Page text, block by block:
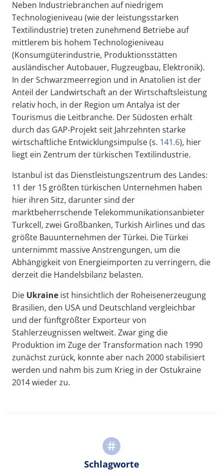
Neben Industriebranchen auf niedrigem
Technologieniveau (wie der leistungsstarken
Textilindustrie) treten zunehmend Betriebe auf
mittlerem bis hohem Technologieniveau
(Konsumgüterindustrie, Produktionsstätten
ausländischer Autobauer, Flugzeugbau, Elektronik).
In der Schwarzmeerregion und in Anatolien ist der
Anteil der Landwirtschaft an der Wirtschaftsleistung
relativ hoch, in der Region um Antalya ist der
Tourismus die Leitbranche. Der Südosten erhält
durch das GAP-Projekt seit Jahrzehnten starke
wirtschaftliche Entwicklungsimpulse (s. 141.6), hier
liegt ein Zentrum der türkischen Textilindustrie.
Istanbul ist das Dienstleistungszentrum des Landes:
11 der 15 größten türkischen Unternehmen haben
hier ihren Sitz, darunter sind der
marktbeherrschende Telekommunikationsanbieter
Turkcell, zwei Großbanken, Turkish Airlines und das
größte Bauunternehmen der Türkei. Die Türkei
unternimmt massive Anstrengungen, um die
Abhängigkeit von Energieimporten zu verringern, die
derzeit die Handelsbilanz belasten.
Die Ukraine ist hinsichtlich der Roheisenerzeugung
Brasilien, den USA und Deutschland vergleichbar
und der fünftgrößter Exporteur von
Stahlerzeugnissen weltweit. Zwar ging die
Produktion im Zuge der Transformation nach 1990
zunächst zurück, konnte aber nach 2000 stabilisiert
werden und nahm bis zum Krieg in der Ostukraine
2014 wieder zu.
Schlagworte